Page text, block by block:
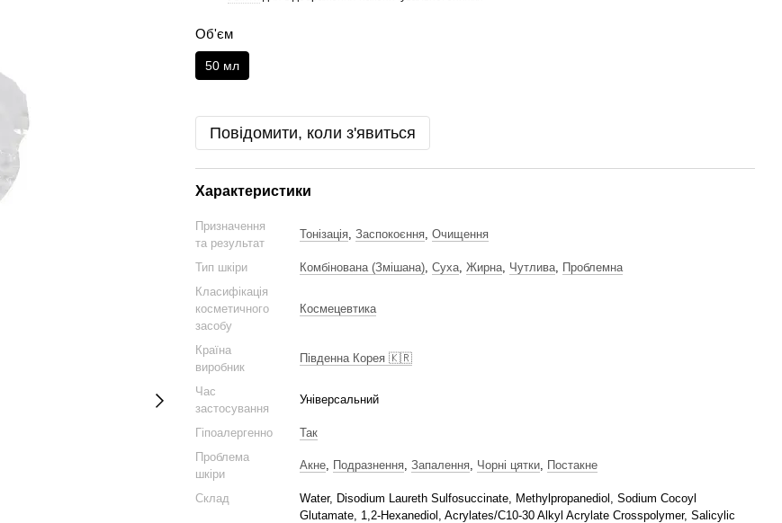
Об'єм
50 мл
Повідомити, коли з'явиться
Характеристики
Призначення
та результат
Тонізація, Заспокоєння, Очищення
Тип шкіри Комбінована (Змішана), Суха, Жирна, Чутлива, Проблемна
Класифікація
косметичного
засобу
Космецевтика
Країна
виробник
Південна Корея 🇰🇷
Час
застосування
Універсальний
Гіпоалергенно
Так
Проблема
шкіри
Акне, Подразнення, Запалення, Чорні цятки, Постакне
Склад
Water, Disodium Laureth Sulfosuccinate, Methylpropanediol, Sodium Cocoyl
Glutamate, 1,2-Hexanediol, Acrylates/C10-30 Alkyl Acrylate Crosspolymer, Salicylic